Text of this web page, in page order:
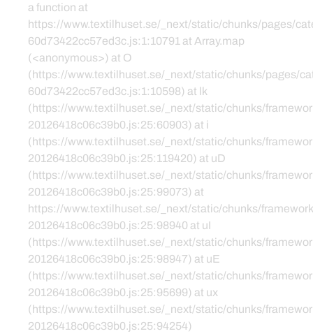
a function at
https://www.textilhuset.se/_next/static/chunks/pages/
60d73422cc57ed3c.js:1:10791 at Array.map
(<anonymous>) at O
(https://www.textilhuset.se/_next/static/chunks/pages/
60d73422cc57ed3c.js:1:10598) at lk
(https://www.textilhuset.se/_next/static/chunks/
20126418c06c39b0.js:25:60903) at i
(https://www.textilhuset.se/_next/static/chunks/
20126418c06c39b0.js:25:119420) at uD
(https://www.textilhuset.se/_next/static/chunks/
20126418c06c39b0.js:25:99073) at
https://www.textilhuset.se/_next/static/chunks/
20126418c06c39b0.js:25:98940 at uI
(https://www.textilhuset.se/_next/static/chunks/
20126418c06c39b0.js:25:98947) at uE
(https://www.textilhuset.se/_next/static/chunks/
20126418c06c39b0.js:25:95699) at ux
(https://www.textilhuset.se/_next/static/chunks/
20126418c06c39b0.js:25:94254)